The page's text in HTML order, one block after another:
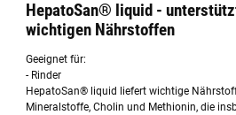
HepatoSan® liquid -
wichtigen Nährstoffen
Geeignet für:
- Rinder
HepatoSan® liquid liefert wichtige
Mineralstoffe, Cholin und Methionin, die